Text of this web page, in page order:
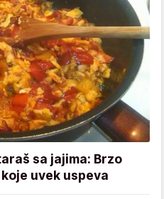
sa jajima: Brzo
uvek uspeva